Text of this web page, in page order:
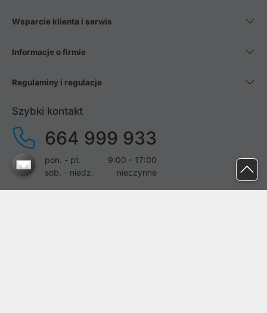
Wsparcie klienta i serwis
Informacje o firmie
Regulaminy i regulacje
Szybki kontakt
664 999 933
pon. - pt.
9:00 - 17:00
sob. - niedz.
nieczynne